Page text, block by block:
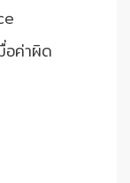
อค่าผิด